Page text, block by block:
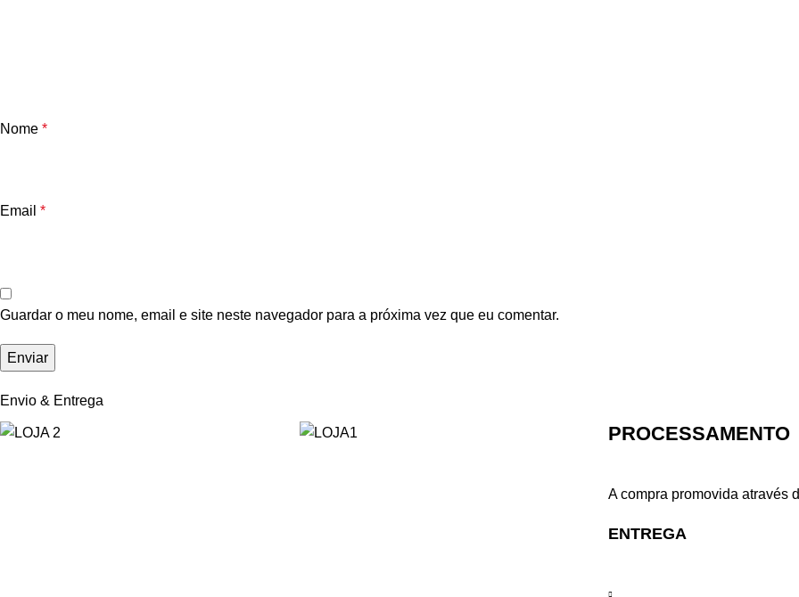
Nome *
Email *
Guardar o meu nome, email e site neste navegador para a próxima vez que eu comentar.
Envio & Entrega
PROCESSAMENTO
A compra promovida através
ENTREGA